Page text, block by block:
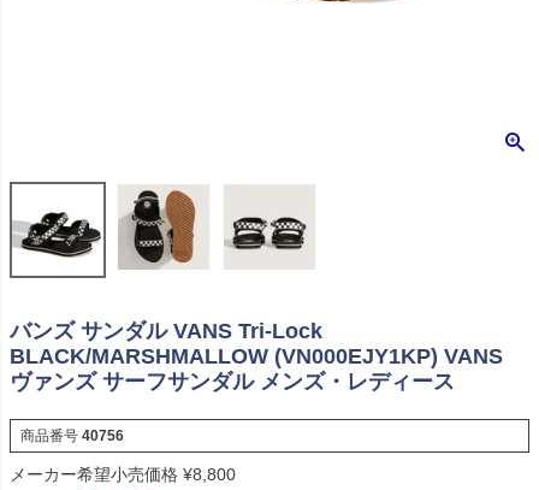
バンズ サンダル VANS Tri-Lock
BLACK/MARSHMALLOW (VN000EJY1KP) VANS
ヴァンズ サーフサンダル メンズ・レディース
商品番号 40756
メーカー希望小売価格 ¥8,800